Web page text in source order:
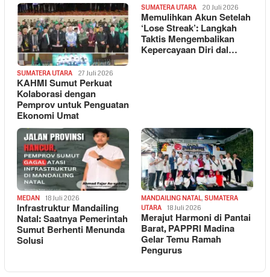
SUMATERA UTARA 27 Juli 2026
KAHMI Sumut Perkuat
Kolaborasi dengan
Pemprov untuk Penguatan
Ekonomi Umat
SUMATERA UTARA 20 Juli 2026
Memulihkan Akun Setelah
‘Lose Streak’: Langkah
Taktis Mengembalikan
Kepercayaan Diri dal…
MEDAN 18 Juli 2026
Infrastruktur Mandailing
Natal: Saatnya Pemerintah
Sumut Berhenti Menunda
Solusi
MANDAILING NATAL, SUMATERA
UTARA
18 Juli 2026
Merajut Harmoni di Pantai
Barat, PAPPRI Madina
Gelar Temu Ramah
Pengurus